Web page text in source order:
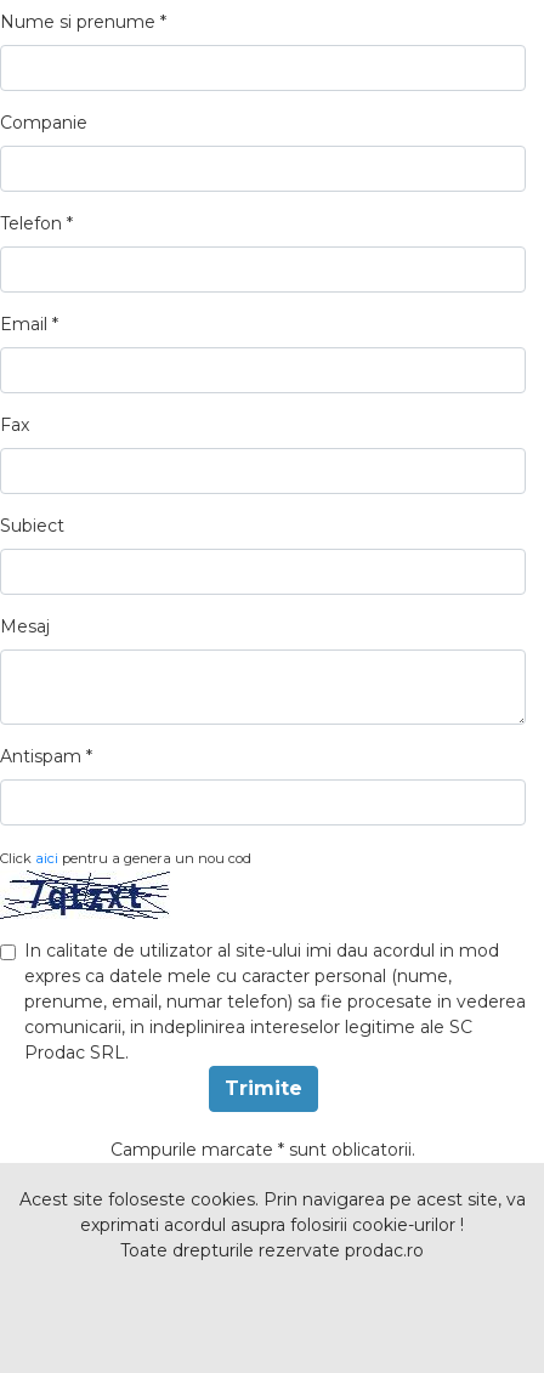
Nume si prenume *
Companie
Telefon *
Email *
Fax
Subiect
Mesaj
Antispam *
Click aici pentru a genera un nou cod
In calitate de utilizator al site-ului imi dau acordul in mod
expres ca datele mele cu caracter personal (nume,
prenume, email, numar telefon) sa fie procesate in vederea
comunicarii, in indeplinirea intereselor legitime ale SC
Prodac SRL.
Trimite
Campurile marcate * sunt oblicatorii.
Acest site foloseste cookies. Prin navigarea pe acest site, va
exprimati acordul asupra folosirii cookie-urilor !
Toate drepturile rezervate prodac.ro